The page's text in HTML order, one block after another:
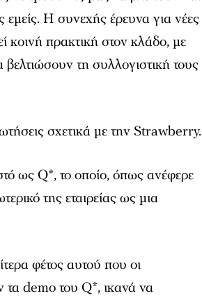
Η συνεχής έρευνα για νέες
κοινή πρακτική στον κλάδο, με
τη συλλογιστική τους
σχετικά με την Strawberry.
ως Q*, το οποίο, όπως ανέφερε
της εταιρείας ως μια
φέτος αυτού που οι
τα demo του Q*, ικανά να